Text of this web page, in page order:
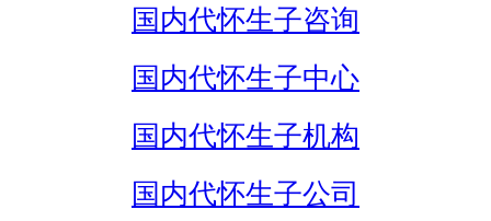
国内代怀生子咨询
国内代怀生子中心
国内代怀生子机构
国内代怀生子公司